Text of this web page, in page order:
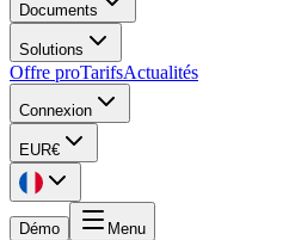
Documents
Solutions
Offre proTarifsActualités
Connexion
EUR€
Démo Menu